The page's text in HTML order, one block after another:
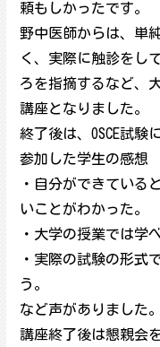
頼もしかったです。
野中医師からは、単
く、実際に触診をし
ろを指摘するなど、
講座となりました。
終了後は、OSCE試験
参加した学生の感想
・自分ができている
いことがわかった。
・大学の授業では学
・実際の試験の形式
う。
など声がありました。
講座終了後は懇親会